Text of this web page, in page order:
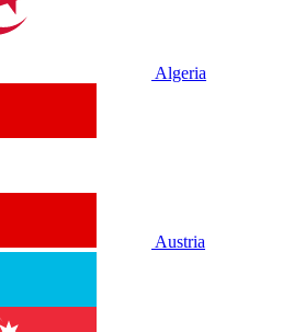
Algeria
Austria